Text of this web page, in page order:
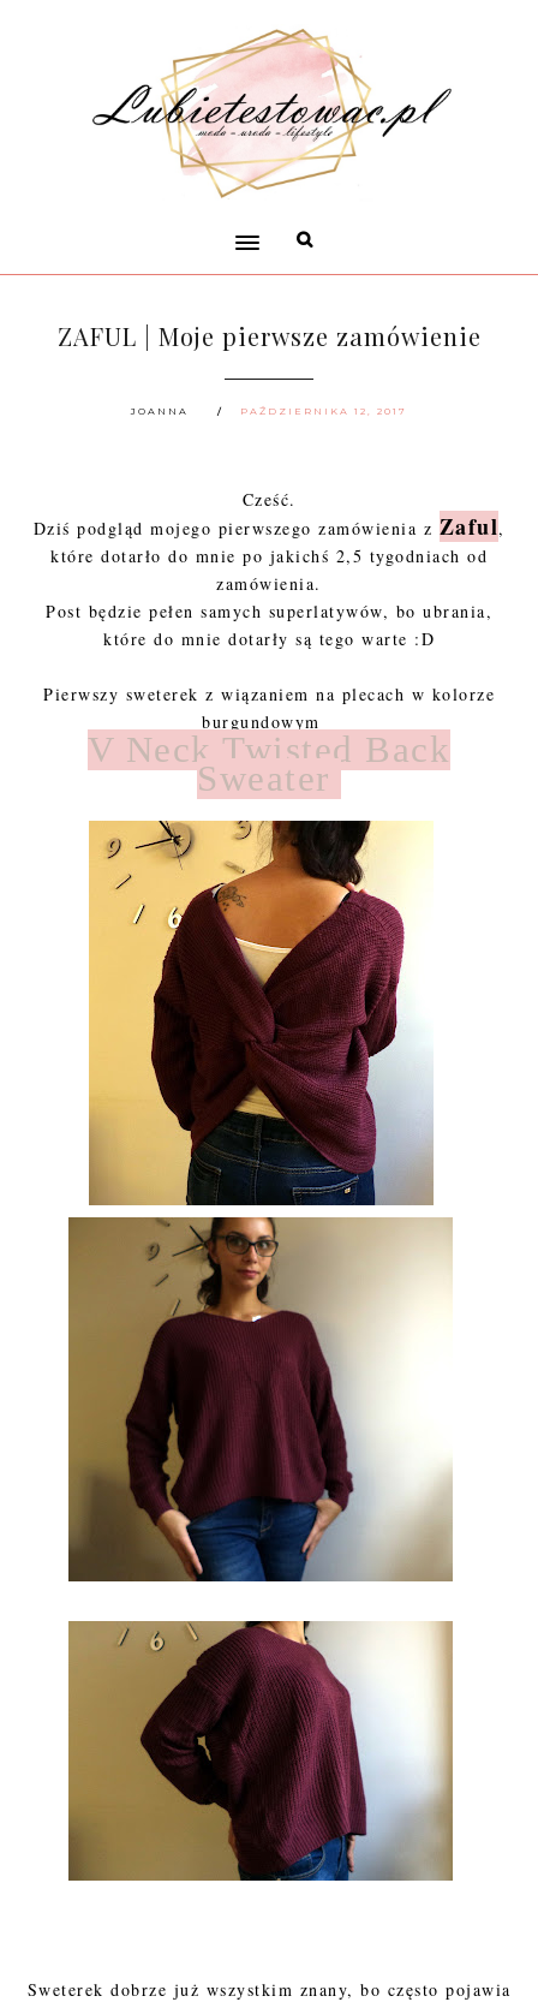
ZAFUL | Moje pierwsze zamówienie
JOANNA PAŹDZIERNIKA 12, 2017
Cześć.
Dziś podgląd mojego pierwszego zamówienia z Zaful,
które dotarło do mnie po jakichś 2,5 tygodniach od
zamówienia.
Post będzie pełen samych superlatywów, bo ubrania,
które do mnie dotarły są tego warte :D
Pierwszy sweterek z wiązaniem na plecach w kolorze
burgundowym
V Neck Twisted Back
Sweater
Sweterek dobrze już wszystkim znany, bo często pojawia